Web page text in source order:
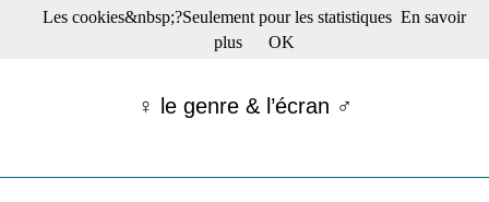
☰ Menu
Films récents♀ le genre & l’écran ♂
Les cookies&nbsp;?Seulement pour les statistiques En savoir
plus
OK